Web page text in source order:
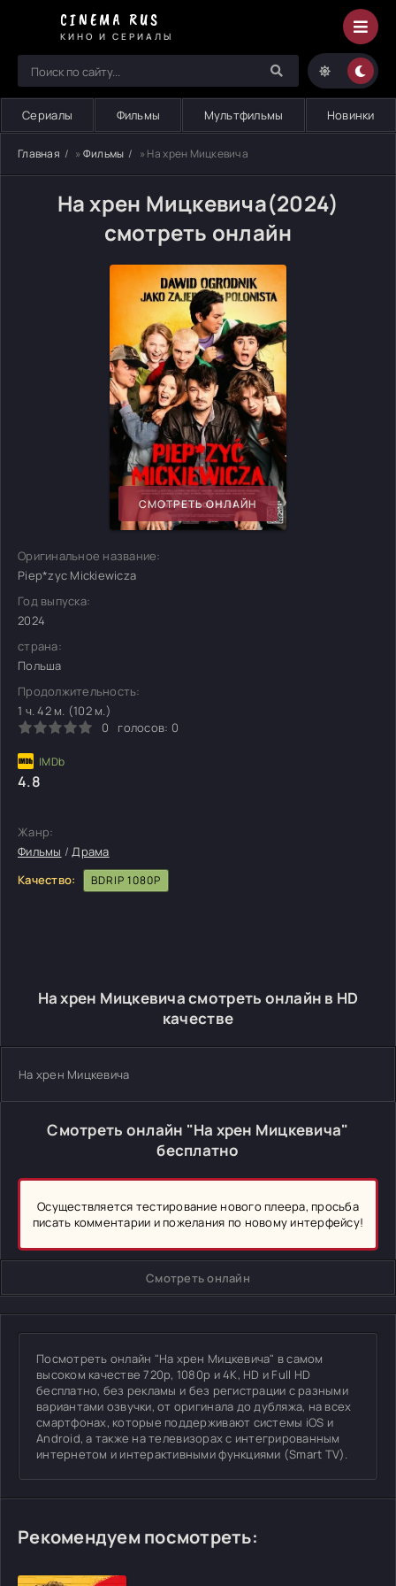
CINEMA RUS
КИНО И СЕРИАЛЫ
Сериалы Фильмы Мультфильмы Новинки
Главная » Фильмы » На хрен Мицкевича
На хрен Мицкевича(2024)
смотреть онлайн
СМОТРЕТЬ ОНЛАЙН
Оригинальное название:
Piep*zyc Mickiewicza
Год выпуска:
2024
страна:
Польша
Продолжительность:
1 ч. 42 м. (102 м.)
0
голосов: 0
4.8
Жанр:
Фильмы /Драма
Качество:
BDRIP 1080P
На хрен Мицкевича смотреть онлайн в HD
качестве
На хрен Мицкевича
Смотреть онлайн "На хрен Мицкевича"
бесплатно
Осуществляется тестирование нового плеера, просьба
писать комментарии и пожелания по новому интерфейсу!
Смотреть онлайн
Посмотреть онлайн "На хрен Мицкевича" в самом
высоком качестве 720p, 1080p и 4K, HD и Full HD
бесплатно, без рекламы и без регистрации с разными
вариантами озвучки, от оригинала до дубляжа, на всех
смартфонах, которые поддерживают системы iOS и
Android, а также на телевизорах с интегрированным
интернетом и интерактивными функциями (Smart TV).
Рекомендуем посмотреть: